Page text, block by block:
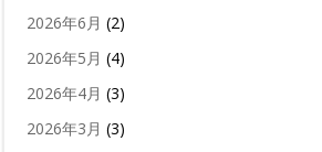
2026年6月 (2)
2026年5月 (4)
2026年4月 (3)
2026年3月 (3)